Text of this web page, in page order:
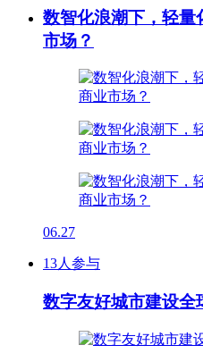
数智化浪潮下，轻量
市场？
06.27
13人参与
数字友好城市建设全